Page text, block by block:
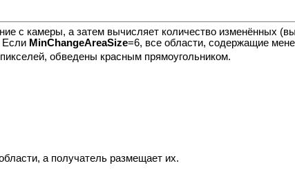
с камеры, а затем вычисляет количество изменённых
MinChangeAreaSize=6, все области, содержащие
обведены красным прямоугольником.
а получатель размещает их.